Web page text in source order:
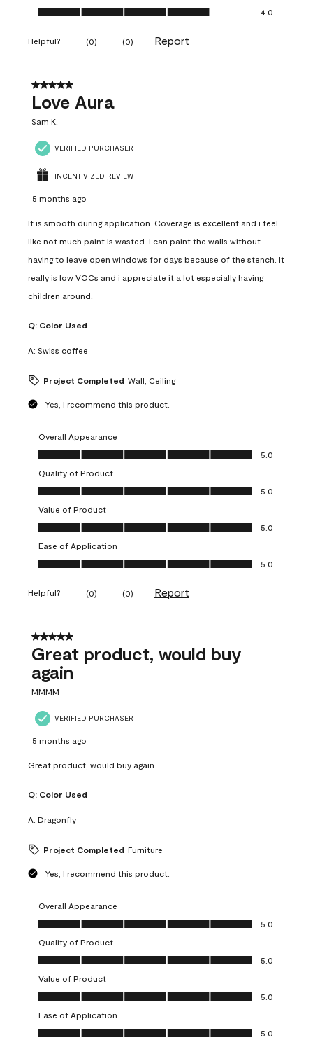
Ease of Application, 4.0 out of 5 4.0
Helpful? (0) (0) Report
5 out of 5 stars.
Love Aura
Sam K.
VERIFIED PURCHASER
INCENTIVIZED REVIEW
5 months ago
It is smooth during application. Coverage is excellent and i feel
like not much paint is wasted. I can paint the walls without
having to leave open windows for days because of the stench. It
really is low VOCs and i appreciate it a lot especially having
children around.
Q: Color Used
A: Swiss coffee
Project Completed Wall, Ceiling
Yes, I recommend this product.
Overall Appearance
Overall Appearance, 5.0 out of 5
5.0
Quality of Product
Quality of Product, 5.0 out of 5
5.0
Value of Product
Value of Product, 5.0 out of 5
5.0
Ease of Application
Ease of Application, 5.0 out of 5
5.0
Helpful? (0) (0) Report
5 out of 5 stars.
Great product, would buy
again
MMMM
VERIFIED PURCHASER
5 months ago
Great product, would buy again
Q: Color Used
A: Dragonfly
Project Completed Furniture
Yes, I recommend this product.
Overall Appearance
Overall Appearance, 5.0 out of 5
5.0
Quality of Product
Quality of Product, 5.0 out of 5
5.0
Value of Product
Value of Product, 5.0 out of 5
5.0
Ease of Application
Ease of Application, 5.0 out of 5
5.0